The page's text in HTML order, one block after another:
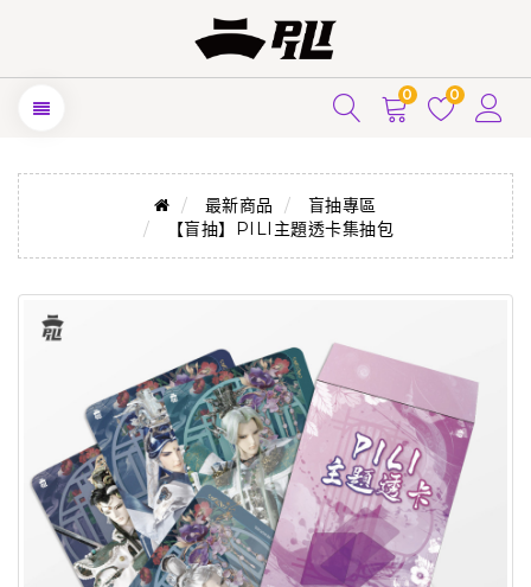
0 0
最新商品
盲抽專區
【盲抽】PILI主題透卡集抽包